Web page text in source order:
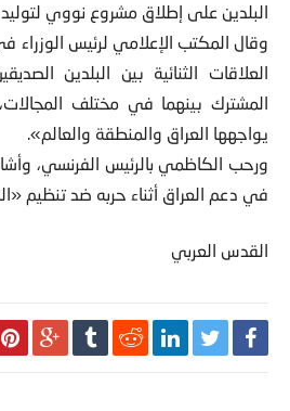
البلدين على إطلاق مشروع نووي لتوليد
وقال المكتب الإعلامي لرئيس الوزراء
العلاقات الثنائية بين البلدين
المشترك بينهما في مختلف
يواجهها العراق والمنطقة والعالم».
ورحب الكاظمي بالرئيس الفرنسي،
في دعم العراق أثناء حربه ضد تنظيم
القدس العربي